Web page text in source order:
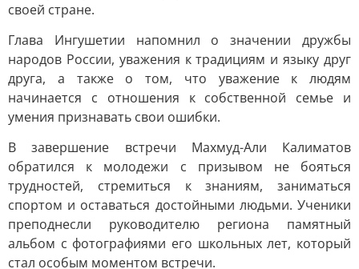
своей стране.
Глава Ингушетии напомнил о значении дружбы
народов России, уважения к традициям и языку друг
друга, а также о том, что уважение к людям
начинается с отношения к собственной семье и
умения признавать свои ошибки.
В завершение встречи Махмуд-Али Калиматов
обратился к молодежи с призывом не бояться
трудностей, стремиться к знаниям, заниматься
спортом и оставаться достойными людьми. Ученики
преподнесли руководителю региона памятный
альбом с фотографиями его школьных лет, который
стал особым моментом встречи.